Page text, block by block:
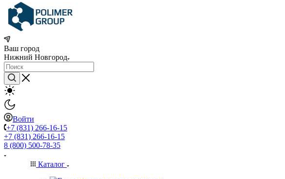
Ваш город
Нижний Новгород
Войти
+7 (831) 266-16-15
+7 (831) 266-16-15
8 (800) 500-78-35
Каталог